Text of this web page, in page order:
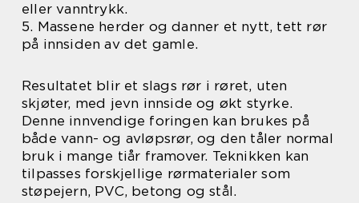
eller vanntrykk.
5. Massene herder og danner et nytt, tett rør
på innsiden av det gamle.
Resultatet blir et slags rør i røret, uten
skjøter, med jevn innside og økt styrke.
Denne innvendige foringen kan brukes på
både vann- og avløpsrør, og den tåler normal
bruk i mange tiår framover. Teknikken kan
tilpasses forskjellige rørmaterialer som
støpejern, PVC, betong og stål.